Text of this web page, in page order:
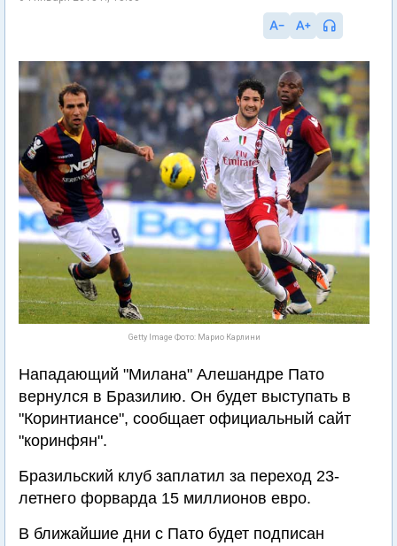
Getty Image Фото: Марио Карлини
Нападающий "Милана" Алешандре Пато
вернулся в Бразилию. Он будет выступать в
"Коринтиансе", сообщает официальный сайт
"коринфян".
Бразильский клуб заплатил за переход 23-
летнего форварда 15 миллионов евро.
В ближайшие дни с Пато будет подписан